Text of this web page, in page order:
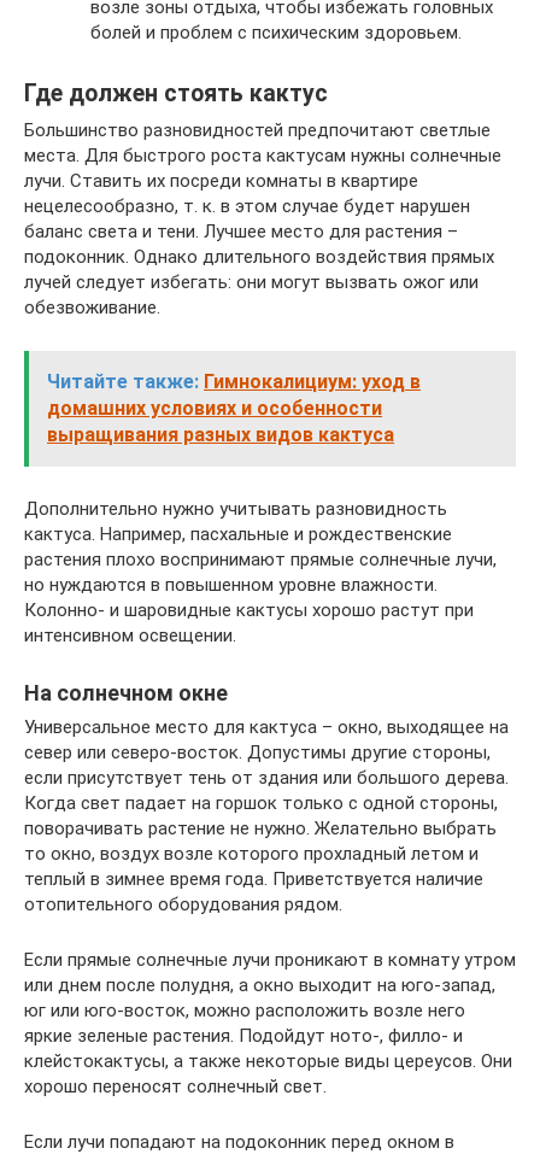
возле зоны отдыха, чтобы избежать головных
болей и проблем с психическим здоровьем.
Где должен стоять кактус
Большинство разновидностей предпочитают светлые
места. Для быстрого роста кактусам нужны солнечные
лучи. Ставить их посреди комнаты в квартире
нецелесообразно, т. к. в этом случае будет нарушен
баланс света и тени. Лучшее место для растения –
подоконник. Однако длительного воздействия прямых
лучей следует избегать: они могут вызвать ожог или
обезвоживание.
Читайте также: Гимнокалициум: уход в
домашних условиях и особенности
выращивания разных видов кактуса
Дополнительно нужно учитывать разновидность
кактуса. Например, пасхальные и рождественские
растения плохо воспринимают прямые солнечные лучи,
но нуждаются в повышенном уровне влажности.
Колонно- и шаровидные кактусы хорошо растут при
интенсивном освещении.
На солнечном окне
Универсальное место для кактуса – окно, выходящее на
север или северо-восток. Допустимы другие стороны,
если присутствует тень от здания или большого дерева.
Когда свет падает на горшок только с одной стороны,
поворачивать растение не нужно. Желательно выбрать
то окно, воздух возле которого прохладный летом и
теплый в зимнее время года. Приветствуется наличие
отопительного оборудования рядом.
Если прямые солнечные лучи проникают в комнату утром
или днем после полудня, а окно выходит на юго-запад,
юг или юго-восток, можно расположить возле него
яркие зеленые растения. Подойдут ното-, филло- и
клейстокактусы, а также некоторые виды цереусов. Они
хорошо переносят солнечный свет.
Если лучи попадают на подоконник перед окном в